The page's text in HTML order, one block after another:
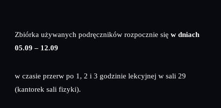
Zbiórka używanych podręczników rozpocznie się w dniach
05.09 – 12.09
w czasie przerw po 1, 2 i 3 godzinie lekcyjnej w sali 29
(kantorek sali fizyki).